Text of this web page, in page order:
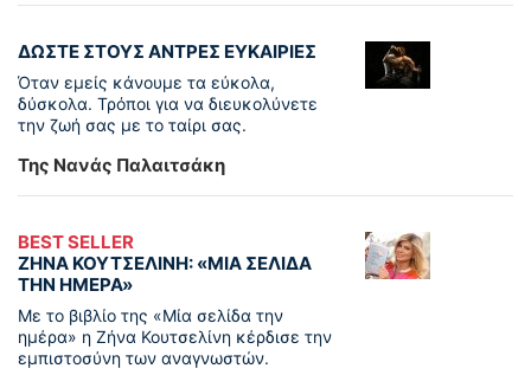
ΔΩΣΤΕ ΣΤΟΥΣ ΑΝΤΡΕΣ ΕΥΚΑΙΡΙΕΣ
Όταν εμείς κάνουμε τα εύκολα,
δύσκολα. Τρόποι για να διευκολύνετε
την ζωή σας με το ταίρι σας.
Της Νανάς Παλαιτσάκη
BEST SELLER
ΖΗΝΑ ΚΟΥΤΣΕΛΙΝΗ: «ΜΙΑ ΣΕΛΙΔΑ
ΤΗΝ ΗΜΕΡΑ»
Με το βιβλίο της «Μία σελίδα την
ημέρα» η Ζήνα Κουτσελίνη κέρδισε την
εμπιστοσύνη των αναγνωστών.